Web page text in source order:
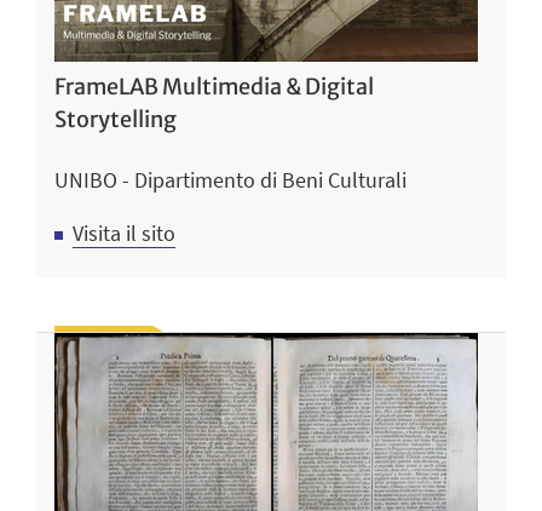
FrameLAB Multimedia & Digital
Storytelling
UNIBO - Dipartimento di Beni Culturali
Visita il sito